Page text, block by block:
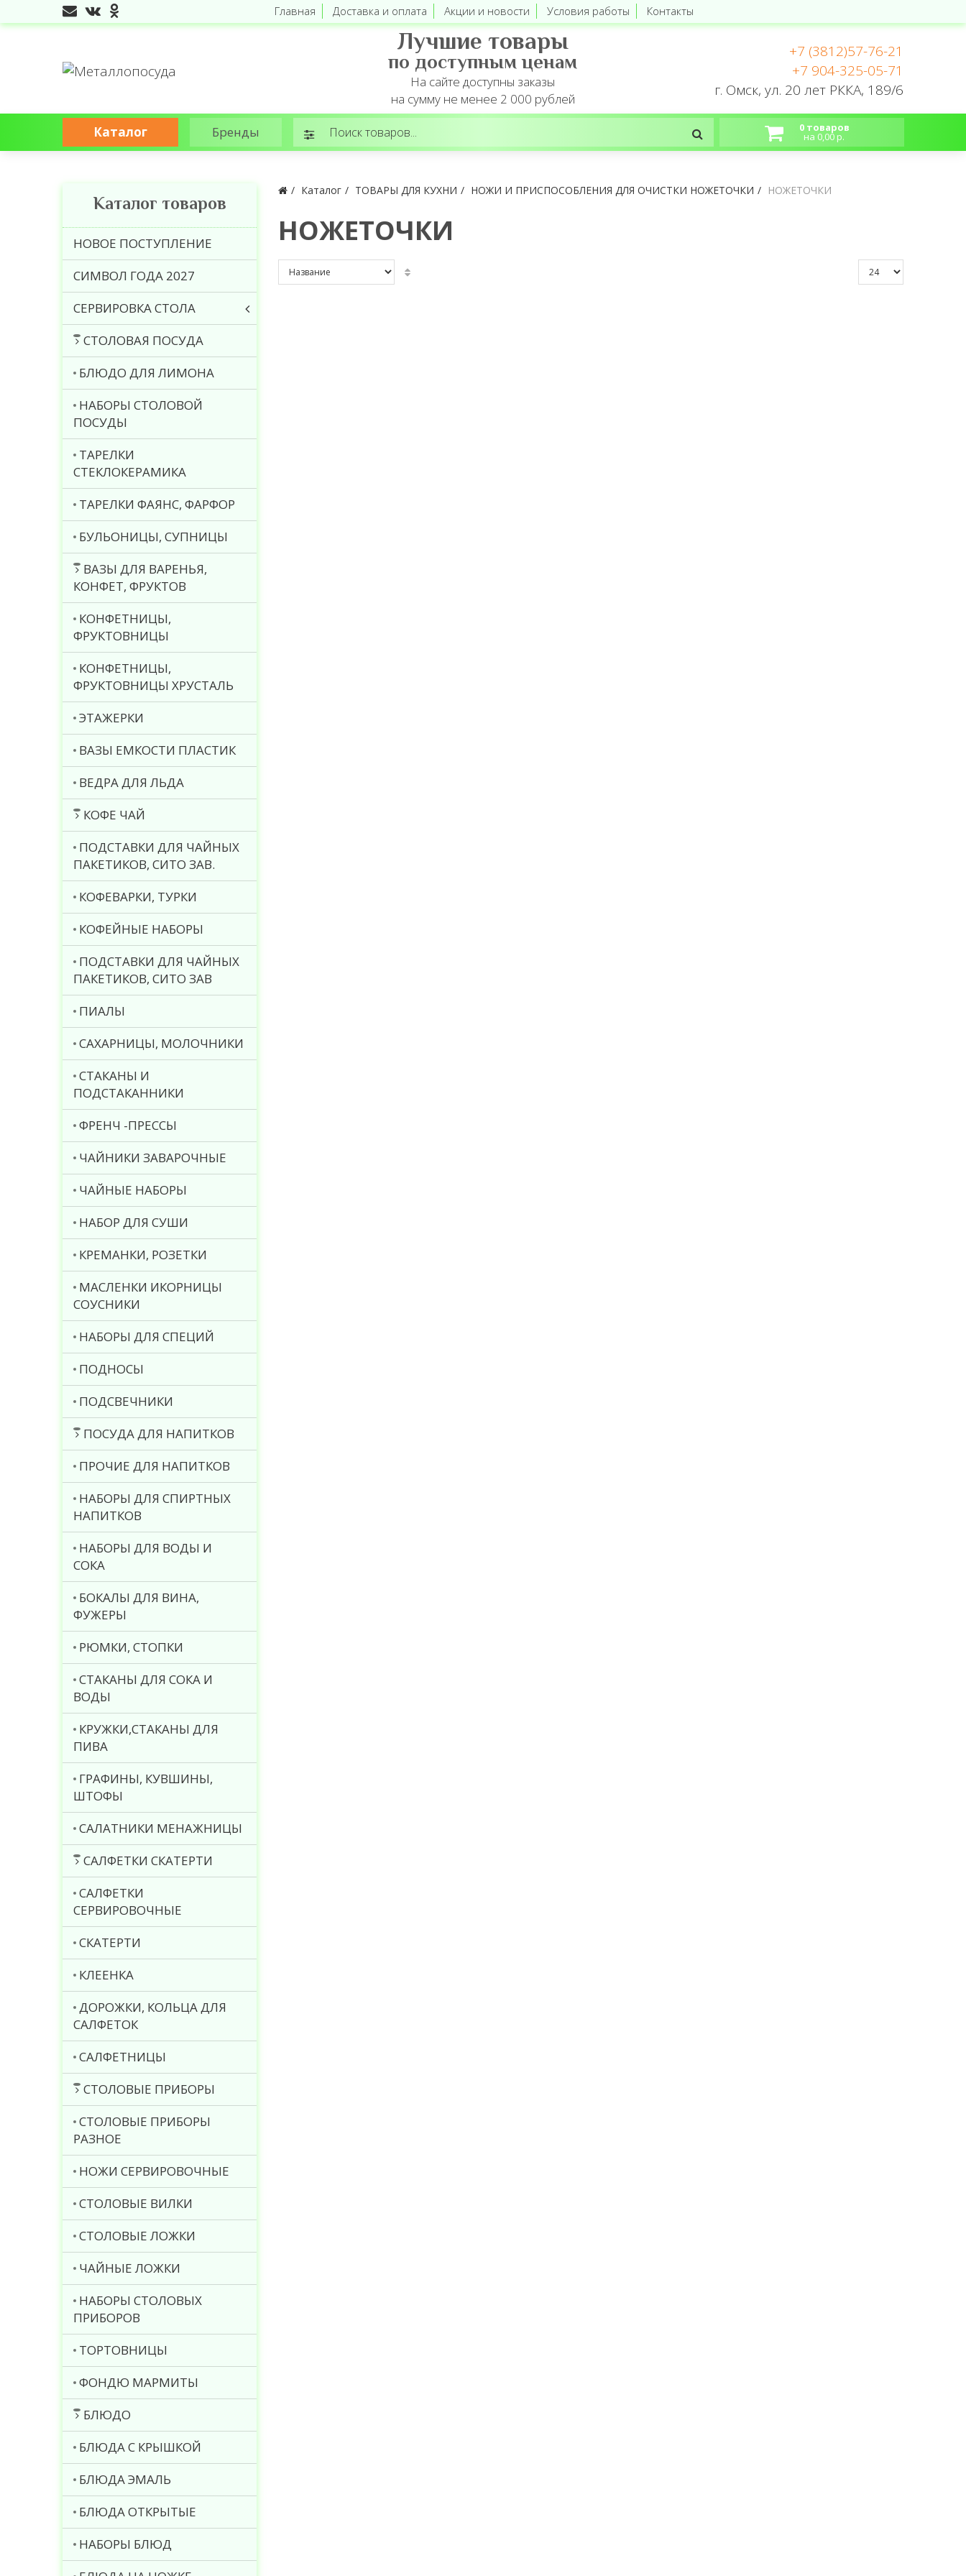
Главная Доставка и оплата Акции и новости Условия работы Контакты
Лучшие товары
по доступным ценам
На сайте доступны заказы
на сумму не менее 2 000 рублей
+7 (3812)57-76-21
+7 904-325-05-71
г. Омск, ул. 20 лет РККА, 189/6
Каталог Бренды 0 товаров
на 0,00 р.
Каталог товаров
НОВОЕ ПОСТУПЛЕНИЕ
СИМВОЛ ГОДА 2027
СЕРВИРОВКА СТОЛА
СТОЛОВАЯ ПОСУДА
БЛЮДО ДЛЯ ЛИМОНА
НАБОРЫ СТОЛОВОЙ
ПОСУДЫ
ТАРЕЛКИ
СТЕКЛОКЕРАМИКА
ТАРЕЛКИ ФАЯНС, ФАРФОР
БУЛЬОНИЦЫ, СУПНИЦЫ
ВАЗЫ ДЛЯ ВАРЕНЬЯ,
КОНФЕТ, ФРУКТОВ
КОНФЕТНИЦЫ,
ФРУКТОВНИЦЫ
КОНФЕТНИЦЫ,
ФРУКТОВНИЦЫ ХРУСТАЛЬ
ЭТАЖЕРКИ
ВАЗЫ ЕМКОСТИ ПЛАСТИК
ВЕДРА ДЛЯ ЛЬДА
КОФЕ ЧАЙ
ПОДСТАВКИ ДЛЯ ЧАЙНЫХ
ПАКЕТИКОВ, СИТО ЗАВ.
КОФЕВАРКИ, ТУРКИ
КОФЕЙНЫЕ НАБОРЫ
ПОДСТАВКИ ДЛЯ ЧАЙНЫХ
ПАКЕТИКОВ, СИТО ЗАВ
ПИАЛЫ
САХАРНИЦЫ, МОЛОЧНИКИ
СТАКАНЫ И
ПОДСТАКАННИКИ
ФРЕНЧ -ПРЕССЫ
ЧАЙНИКИ ЗАВАРОЧНЫЕ
ЧАЙНЫЕ НАБОРЫ
НАБОР ДЛЯ СУШИ
КРЕМАНКИ, РОЗЕТКИ
МАСЛЕНКИ ИКОРНИЦЫ
СОУСНИКИ
НАБОРЫ ДЛЯ СПЕЦИЙ
ПОДНОСЫ
ПОДСВЕЧНИКИ
ПОСУДА ДЛЯ НАПИТКОВ
ПРОЧИЕ ДЛЯ НАПИТКОВ
НАБОРЫ ДЛЯ СПИРТНЫХ
НАПИТКОВ
НАБОРЫ ДЛЯ ВОДЫ И
СОКА
БОКАЛЫ ДЛЯ ВИНА,
ФУЖЕРЫ
РЮМКИ, СТОПКИ
СТАКАНЫ ДЛЯ СОКА И
ВОДЫ
КРУЖКИ,СТАКАНЫ ДЛЯ
ПИВА
ГРАФИНЫ, КУВШИНЫ,
ШТОФЫ
САЛАТНИКИ МЕНАЖНИЦЫ
САЛФЕТКИ СКАТЕРТИ
САЛФЕТКИ
СЕРВИРОВОЧНЫЕ
СКАТЕРТИ
КЛЕЕНКА
ДОРОЖКИ, КОЛЬЦА ДЛЯ
САЛФЕТОК
САЛФЕТНИЦЫ
СТОЛОВЫЕ ПРИБОРЫ
СТОЛОВЫЕ ПРИБОРЫ
РАЗНОЕ
НОЖИ СЕРВИРОВОЧНЫЕ
СТОЛОВЫЕ ВИЛКИ
СТОЛОВЫЕ ЛОЖКИ
ЧАЙНЫЕ ЛОЖКИ
НАБОРЫ СТОЛОВЫХ
ПРИБОРОВ
ТОРТОВНИЦЫ
ФОНДЮ МАРМИТЫ
БЛЮДО
БЛЮДА С КРЫШКОЙ
БЛЮДА ЭМАЛЬ
БЛЮДА ОТКРЫТЫЕ
НАБОРЫ БЛЮД
Каталог ТОВАРЫ ДЛЯ КУХНИ НОЖИ И ПРИСПОСОБЛЕНИЯ ДЛЯ ОЧИСТКИ НОЖЕТОЧКИ НОЖЕТОЧКИ
НОЖЕТОЧКИ